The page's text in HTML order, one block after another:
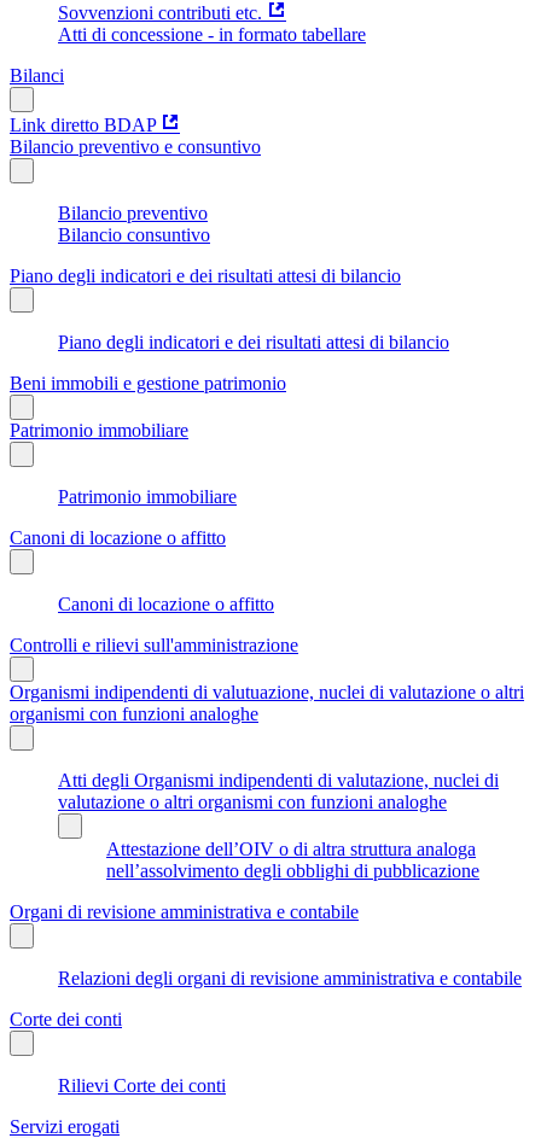
Sovvenzioni contributi etc.
Atti di concessione - in formato tabellare
Bilanci
Link diretto BDAP
Bilancio preventivo e consuntivo
Bilancio preventivo
Bilancio consuntivo
Piano degli indicatori e dei risultati attesi di bilancio
Piano degli indicatori e dei risultati attesi di bilancio
Beni immobili e gestione patrimonio
Patrimonio immobiliare
Patrimonio immobiliare
Canoni di locazione o affitto
Canoni di locazione o affitto
Controlli e rilievi sull'amministrazione
Organismi indipendenti di valutuazione, nuclei di valutazione o altri
organismi con funzioni analoghe
Atti degli Organismi indipendenti di valutazione, nuclei di
valutazione o altri organismi con funzioni analoghe
Attestazione dell’OIV o di altra struttura analoga
nell’assolvimento degli obblighi di pubblicazione
Organi di revisione amministrativa e contabile
Relazioni degli organi di revisione amministrativa e contabile
Corte dei conti
Rilievi Corte dei conti
Servizi erogati